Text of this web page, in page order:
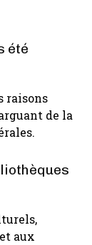
été
raisons
de la
aux